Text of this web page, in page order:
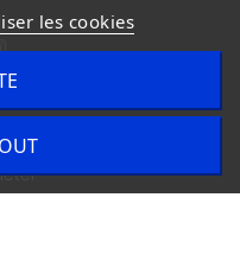
de Vente
les cookies